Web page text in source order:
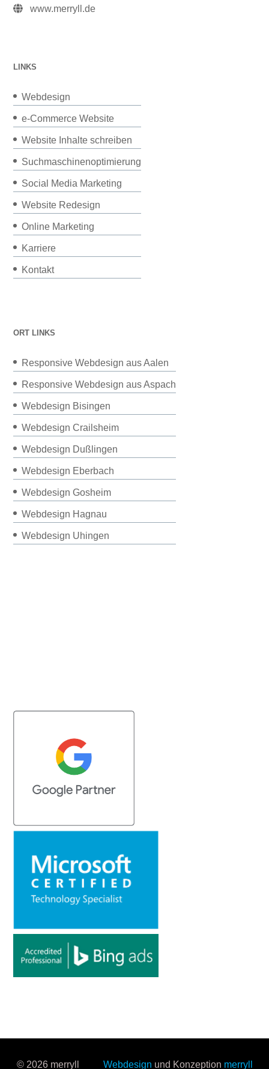
www.merryll.de
LINKS
Webdesign
e-Commerce Website
Website Inhalte schreiben
Suchmaschinenoptimierung
Social Media Marketing
Website Redesign
Online Marketing
Karriere
Kontakt
ORT LINKS
Responsive Webdesign aus Aalen
Responsive Webdesign aus Aspach
Webdesign Bisingen
Webdesign Crailsheim
Webdesign Dußlingen
Webdesign Eberbach
Webdesign Gosheim
Webdesign Hagnau
Webdesign Uhingen
© 2026 merryll Webdesign und Konzeption merryll